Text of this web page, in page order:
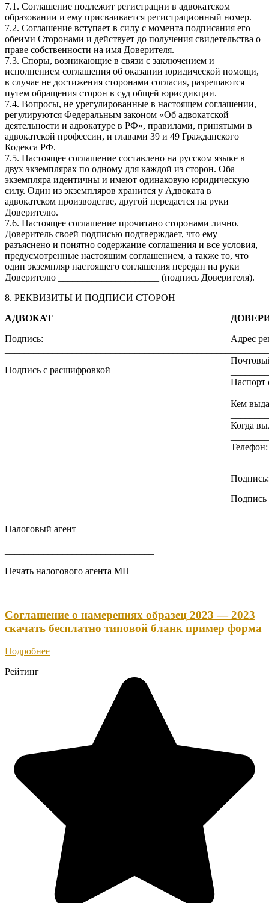
7.1. Соглашение подлежит регистрации в адвокатском
образовании и ему присваивается регистрационный номер.
7.2. Соглашение вступает в силу с момента подписания его
обеими Сторонами и действует до получения свидетельства о
праве собственности на имя Доверителя.
7.3. Споры, возникающие в связи с заключением и
исполнением соглашения об оказании юридической помощи,
в случае не достижения сторонами согласия, разрешаются
путем обращения сторон в суд общей юрисдикции.
7.4. Вопросы, не урегулированные в настоящем соглашении,
регулируются Федеральным законом «Об адвокатской
деятельности и адвокатуре в РФ», правилами, принятыми в
адвокатской профессии, и главами 39 и 49 Гражданского
Кодекса РФ.
7.5. Настоящее соглашение составлено на русском языке в
двух экземплярах по одному для каждой из сторон. Оба
экземпляра идентичны и имеют одинаковую юридическую
силу. Один из экземпляров хранится у Адвоката в
адвокатском производстве, другой передается на руки
Доверителю.
7.6. Настоящее соглашение прочитано сторонами лично.
Доверитель своей подписью подтверждает, что ему
разъяснено и понятно содержание соглашения и все условия,
предусмотренные настоящим соглашением, а также то, что
один экземпляр настоящего соглашения передан на руки
Доверителю _____________________ (подпись Доверителя).
8. РЕКВИЗИТЫ И ПОДПИСИ СТОРОН
АДВОКАТ
Подпись:
Подпись с расшифровкой
Адрес
Паспорт
Кем
Когда
Телефон:
Подпись
Налоговый агент ________________
Печать налогового агента МП
Соглашение о намерениях образец 2023 — 2023
скачать бесплатно типовой бланк пример форма
Подробнее
Рейтинг